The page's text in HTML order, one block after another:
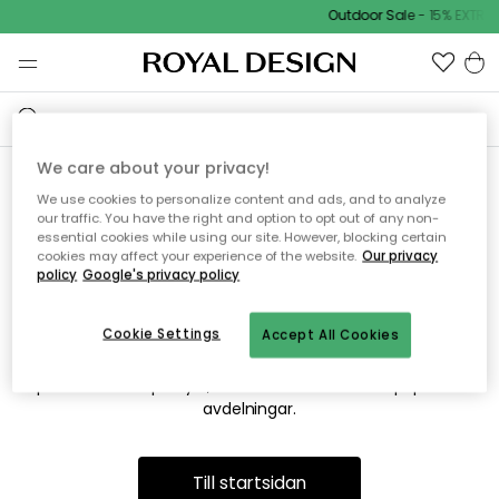
Outdoor Sale - 15%
Vi hittar tyvärr inte sidan du
söker
Detta kan bero på att sidan inte längre finns eller att den har
flyttats. Vi ber om ursäkt för besväret. I menyn ovan kan du
prova att söka på nytt, eller besöka en av våra populära
avdelningar.
Till startsidan
We care about your privacy!
We use cookies to personalize content and ads, and to analyze
our traffic. You have the right and option to opt out of any non-
essential cookies while using our site. However, blocking certain
cookies may affect your experience of the website. Our privacy
policy Google's privacy policy
Accept All Cookies
Cookie Settings